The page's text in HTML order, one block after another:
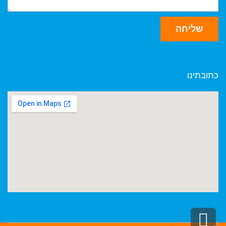
שליחה
כתובתינו
גלילה